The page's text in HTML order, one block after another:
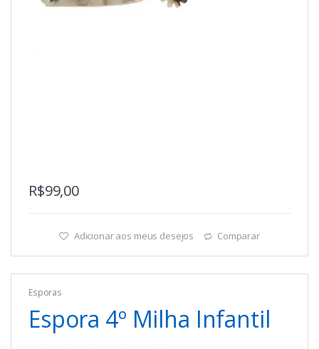
R$99,00
Adicionar aos meus desejos Comparar
Esporas
Espora 4º Milha Infantil